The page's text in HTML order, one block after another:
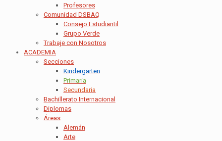
Profesores
Comunidad DSBAQ
Consejo Estudiantil
Grupo Verde
Trabaje con Nosotros
ACADEMIA
Secciones
Kindergarten
Primaria
Secundaria
Bachillerato Internacional
Diplomas
Áreas
Alemán
Arte